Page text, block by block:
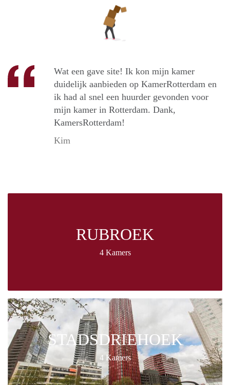
Wat een gave site! Ik kon mijn kamer
duidelijk aanbieden op KamerRotterdam en
ik had al snel een huurder gevonden voor
mijn kamer in Rotterdam. Dank,
KamersRotterdam!
Kim
RUBROEK
4 Kamers
STADSDRIEHOEK
4 Kamers